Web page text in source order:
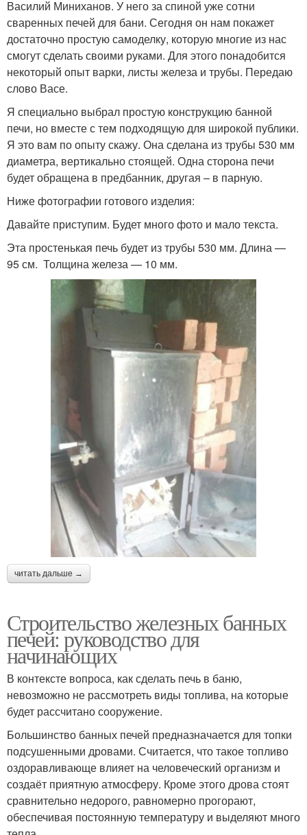
Василий Миниханов. У него за спиной уже сотни
сваренных печей для бани. Сегодня он нам покажет
достаточно простую самоделку, которую многие из нас
смогут сделать своими руками. Для этого понадобится
некоторый опыт варки, листы железа и трубы. Передаю
слово Васе.
Я специально выбрал простую конструкцию банной
печи, но вместе с тем подходящую для широкой публики.
Я это вам по опыту скажу. Она сделана из трубы 530 мм
диаметра, вертикально стоящей. Одна сторона печи
будет обращена в предбанник, другая – в парную.
Ниже фотографии готового изделия:
Давайте приступим. Будет много фото и мало текста.
Эта простенькая печь будет из трубы 530 мм. Длина —
95 см. Толщина железа — 10 мм.
читать дальше →
Строительство железных банных
печей: руководство для
начинающих
В контексте вопроса, как сделать печь в баню,
невозможно не рассмотреть виды топлива, на которые
будет рассчитано сооружение.
Большинство банных печей предназначается для топки
подсушенными дровами. Считается, что такое топливо
оздоравливающе влияет на человеческий организм и
создаёт приятную атмосферу. Кроме этого дрова стоят
сравнительно недорого, равномерно прогорают,
обеспечивая постоянную температуру и выделяют много